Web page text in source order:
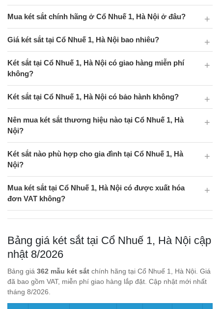
Mua két sắt chính hãng ở Cổ Nhuế 1, Hà Nội ở đâu?
Giá két sắt tại Cổ Nhuế 1, Hà Nội bao nhiêu?
Két sắt tại Cổ Nhuế 1, Hà Nội có giao hàng miễn phí
không?
Két sắt tại Cổ Nhuế 1, Hà Nội có bảo hành không?
Nên mua két sắt thương hiệu nào tại Cổ Nhuế 1, Hà
Nội?
Két sắt nào phù hợp cho gia đình tại Cổ Nhuế 1, Hà
Nội?
Mua két sắt tại Cổ Nhuế 1, Hà Nội có được xuất hóa
đơn VAT không?
Bảng giá két sắt tại Cổ Nhuế 1, Hà Nội cập
nhật 8/2026
Bảng giá 362 mẫu két sắt chính hãng tại Cổ Nhuế 1, Hà Nội. Giá
đã bao gồm VAT, miễn phí giao hàng lắp đặt. Cập nhật mới nhất
tháng 8/2026.